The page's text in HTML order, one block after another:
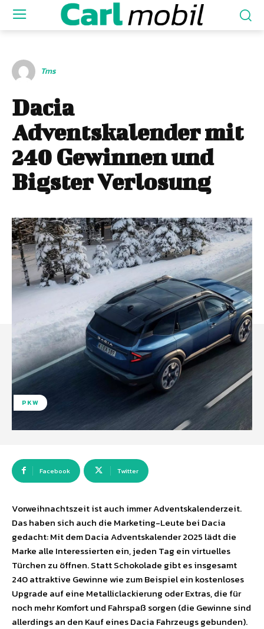
Tms
Dacia
Adventskalender mit
240 Gewinnen und
Bigster Verlosung
PKW
Facebook Twitter
Vorweihnachtszeit ist auch immer Adventskalenderzeit.
Das haben sich auch die Marketing-Leute bei Dacia
gedacht: Mit dem Dacia Adventskalender 2025 lädt die
Marke alle Interessierten ein, jeden Tag ein virtuelles
Türchen zu öffnen. Statt Schokolade gibt es insgesamt
240 attraktive Gewinne wie zum Beispiel ein kostenloses
Upgrade auf eine Metalliclackierung oder Extras, die für
noch mehr Komfort und Fahrspaß sorgen (die Gewinne sind
allerdings an den Kauf eines Dacia Fahrzeugs gebunden).